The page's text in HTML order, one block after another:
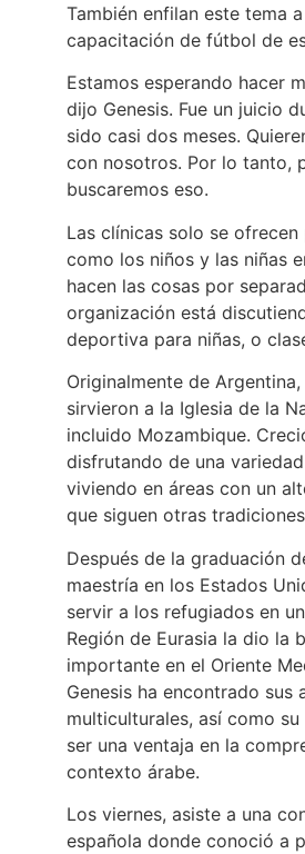
También enfilan este tema
capacitación de fútbol de
Estamos esperando hacer
dijo Genesis. Fue un juicio
sido casi dos meses.
con nosotros. Por lo tanto,
buscaremos eso.
Las clínicas solo se
como los niños y las niñas
hacen las cosas por
organización está
deportiva para niñas, o
Originalmente de
sirvieron a la Iglesia de la
incluido Mozambique.
disfrutando de una
viviendo en áreas con un
que siguen otras
Después de la graduación
maestría en los Estados
servir a los refugiados en
Región de Eurasia la dio la
importante en el Oriente
Genesis ha encontrado sus
multiculturales, así como
ser una ventaja en la
contexto árabe.
Los viernes, asiste a una
española donde conoció a